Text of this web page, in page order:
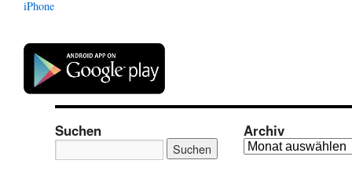
Suchen Archiv